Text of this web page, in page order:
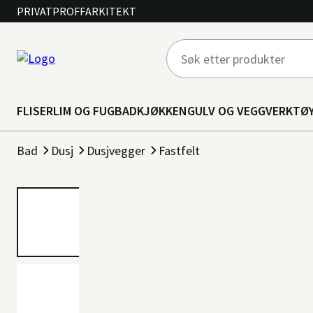
PRIVATPROFFARKITEKT
FLISERLIM OG FUGBADKJØKKENGULV OG VEGG
Bad Dusj Dusjvegger Fastfelt